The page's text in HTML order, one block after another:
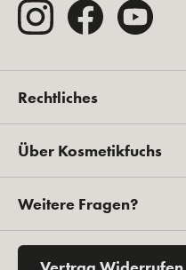
Rechtliches
Über Kosmetikfuchs
Weitere Fragen?